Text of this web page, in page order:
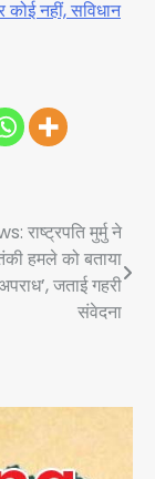
नहीं, सविधान
राष्ट्रपति मुर्मु ने
हमले को बताया
जताई गहरी
संवेदना